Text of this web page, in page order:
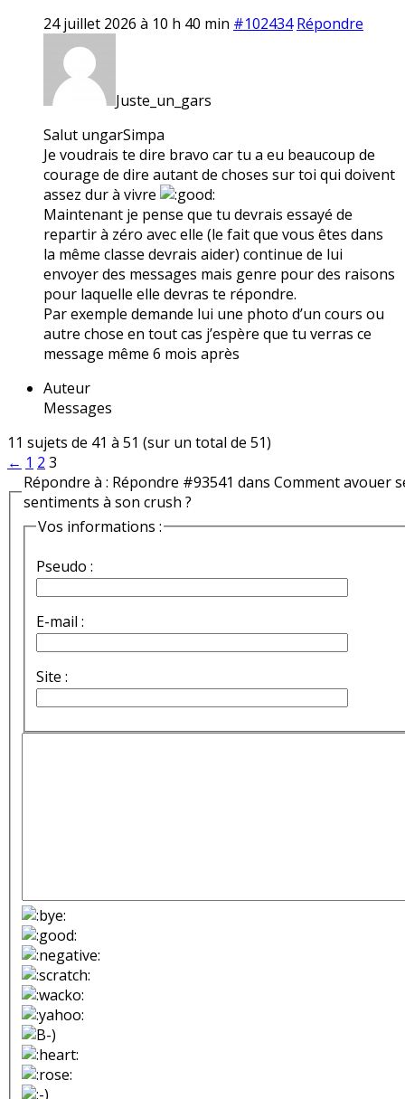
24 juillet 2026 à 10 h 40 min #102434 Répondre
Juste_un_gars
Salut ungarSimpa
Je voudrais te dire bravo car tu a eu beaucoup de
courage de dire autant de choses sur toi qui doivent
assez dur à vivre
Maintenant je pense que tu devrais essayé de
repartir à zéro avec elle (le fait que vous êtes dans
la même classe devrais aider) continue de lui
envoyer des messages mais genre pour des raisons
pour laquelle elle devras te répondre.
Par exemple demande lui une photo d’un cours ou
autre chose en tout cas j’espère que tu verras ce
message même 6 mois après
Auteur
Messages
11 sujets de 41 à 51 (sur un total de 51)
← 1 2 3
Répondre à : Répondre #93541 dans Comment avouer
sentiments à son crush ?
Vos informations :
Pseudo :
E-mail :
Site :